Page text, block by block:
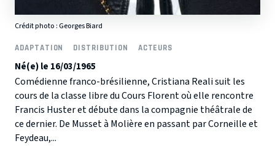
Crédit photo :Georges Biard
ADAPTATION DISTRIBUTION ACTEURS
Né(e) le 16/03/1965
Comédienne franco-brésilienne, Cristiana Reali suit les
cours de la classe libre du Cours Florent où elle rencontre
Francis Huster et débute dans la compagnie théâtrale de
ce dernier. De Musset à Molière en passant par Corneille et
Feydeau,...